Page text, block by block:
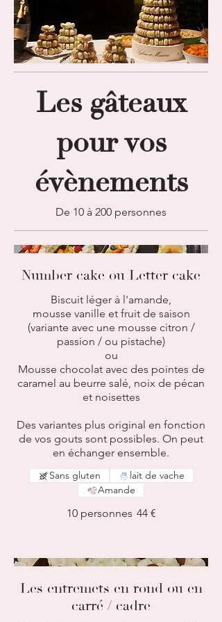
Les gâteaux
pour vos
évènements
De 10 à 200 personnes
Number cake ou Letter cake
Biscuit léger à l'amande,
mousse vanille et fruit de saison
(variante avec une mousse citron /
passion / ou pistache)
ou
Mousse chocolat avec des pointes de
caramel au beurre salé, noix de pécan
et noisettes
Des variantes plus original en fonction
de vos gouts sont possibles. On peut
en échanger ensemble.
10 personnes 44 €
Sans gluten
lait de vache
Amande
Les entremets en rond ou en
carré / cadre